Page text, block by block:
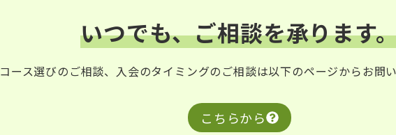
いつでも、ご相談を承ります
コース選びのご相談、入会のタイミングのご相談は以下のページからお問
こちらから